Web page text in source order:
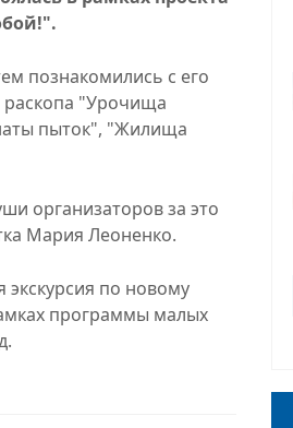
познакомились с его
раскопа "Урочища
пыток", "Жилища
организаторов за это
Мария Леоненко.
экскурсия по новому
программы малых